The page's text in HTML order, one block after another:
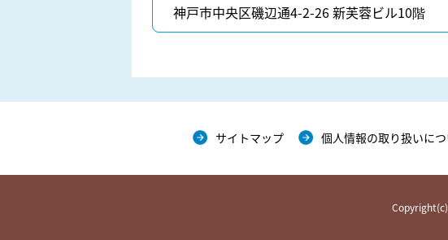
神戸市中央区磯辺通4-2-26 新芙蓉ビル10階
サイトマップ 個人情報の取り扱いに